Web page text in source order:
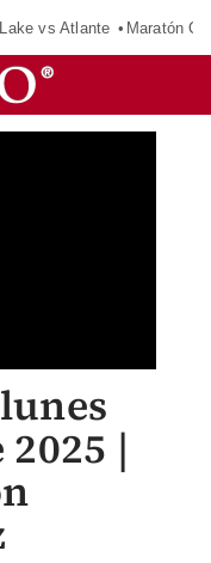
vs Atlante Maratón
|